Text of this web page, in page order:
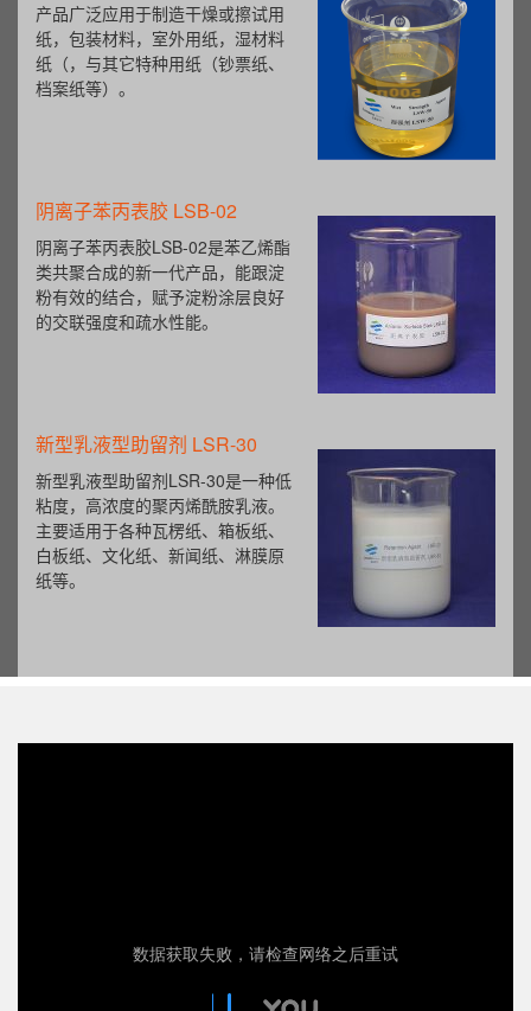
产品广泛应用于制造干燥或擦试用
纸，包装材料，室外用纸，湿材料
纸（，与其它特种用纸（钞票纸、
档案纸等）。
阴离子苯丙表胶 LSB-02
阴离子苯丙表胶LSB-02是苯乙烯酯
类共聚合成的新一代产品，能跟淀
粉有效的结合，赋予淀粉涂层良好
的交联强度和疏水性能。
新型乳液型助留剂 LSR-30
新型乳液型助留剂LSR-30是一种低
粘度，高浓度的聚丙烯酰胺乳液。
主要适用于各种瓦楞纸、箱板纸、
白板纸、文化纸、新闻纸、淋膜原
纸等。